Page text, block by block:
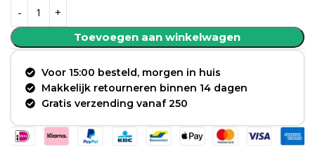
Toevoegen aan winkelwagen
Voor 15:00 besteld, morgen in huis
Makkelijk retourneren binnen 14 dagen
Gratis verzending vanaf 250